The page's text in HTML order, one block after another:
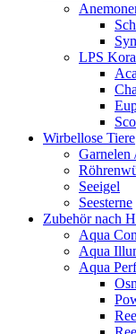
LPS
Wirbellose Tiere
Garnelen
Seeigel
Seesterne
Zubehör nach
Aqua
Aqua
Aqua